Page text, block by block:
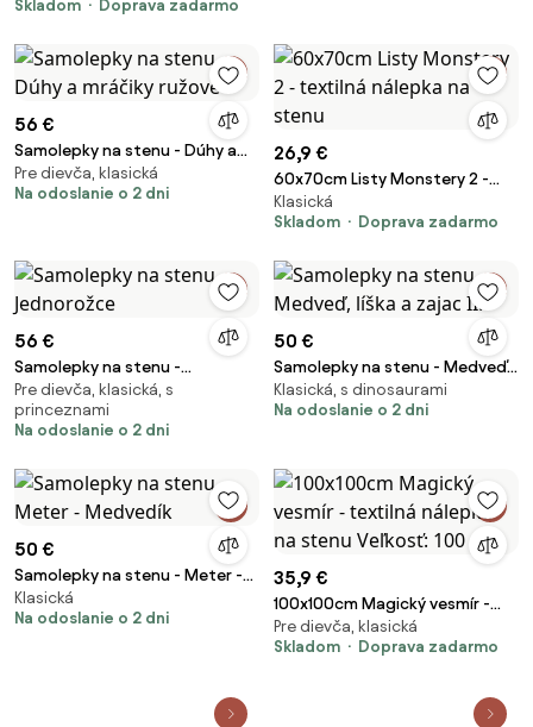
Skladom Doprava zadarmo
56 €
Samolepky na stenu - Dúhy a
mráčiky ružové
Pre dievča, klasická
Na odoslanie o 2 dni
26,9 €
60x70cm Listy Monstery 2 -
textilná nálepka na stenu
Klasická
Skladom
Doprava zadarmo
56 €
Samolepky na stenu -
Jednorožce
Pre dievča, klasická, s
princeznami
Na odoslanie o 2 dni
50 €
Samolepky na stenu - Medveď,
líška a zajac II.
Klasická, s dinosaurami
Na odoslanie o 2 dni
50 €
Samolepky na stenu - Meter -
Medvedík
Klasická
Na odoslanie o 2 dni
35,9 €
100x100cm Magický vesmír -
textilná nálepka na stenu
Veľkosť: 100 cm
Pre dievča, klasická
Skladom
Doprava zadarmo